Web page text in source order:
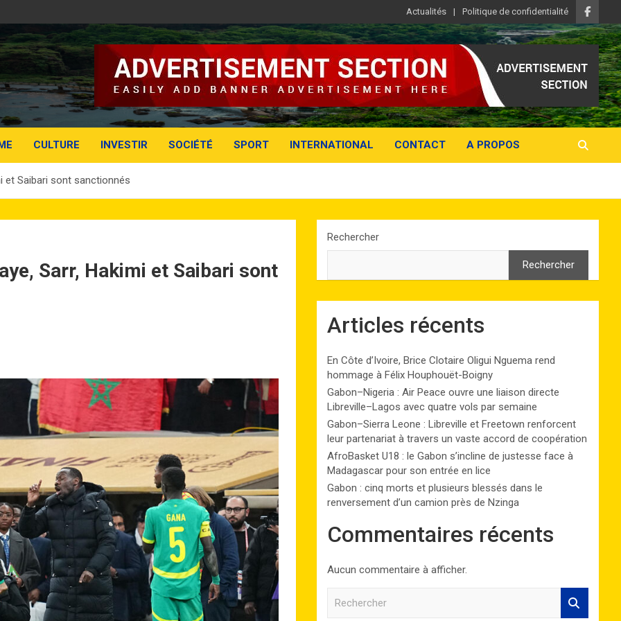
Actualités Politique de confidentialité
CULTURE INVESTIR SOCIÉTÉ SPORT INTERNATIONAL CONTACT A PROPOS
et Saibari sont sanctionnés
Sarr, Hakimi et Saibari sont
Rechercher
Rechercher
Articles récents
En Côte d’Ivoire, Brice Clotaire Oligui Nguema rend
hommage à Félix Houphouët-Boigny
Gabon–Nigeria : Air Peace ouvre une liaison directe
Libreville–Lagos avec quatre vols par semaine
Gabon–Sierra Leone : Libreville et Freetown renforcent
leur partenariat à travers un vaste accord de coopération
AfroBasket U18 : le Gabon s’incline de justesse face à
Madagascar pour son entrée en lice
Gabon : cinq morts et plusieurs blessés dans le
renversement d’un camion près de Nzinga
Commentaires récents
Aucun commentaire à afficher.